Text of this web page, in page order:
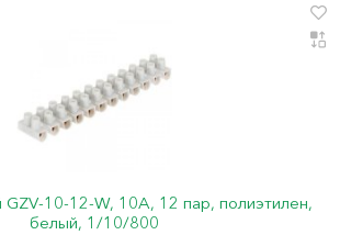
10-12-W, 10А, 12 пар, полиэтилен,
белый, 1/10/800